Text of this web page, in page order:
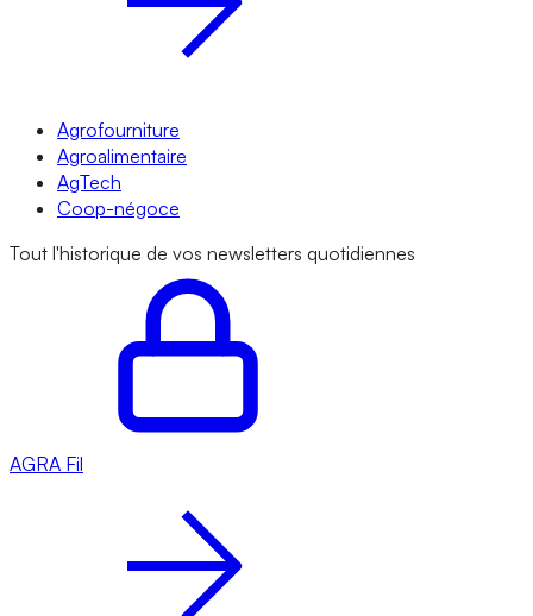
Agrofourniture
Agroalimentaire
AgTech
Coop-négoce
Tout l'historique de vos newsletters quotidiennes
AGRA Fil